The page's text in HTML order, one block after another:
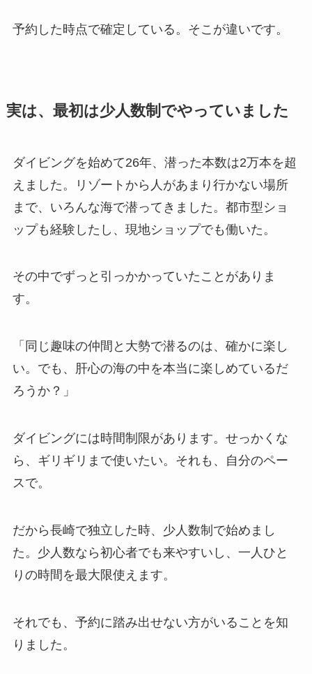
予約した時点で確定している。そこが違いです。
実は、最初は少人数制でやっていました
ダイビングを始めて26年、潜った本数は2万本を超
えました。リゾートから人があまり行かない場所
まで、いろんな海で潜ってきました。都市型ショ
ップも経験したし、現地ショップでも働いた。
その中でずっと引っかかっていたことがありま
す。
「同じ趣味の仲間と大勢で潜るのは、確かに楽し
い。でも、肝心の海の中を本当に楽しめているだ
ろうか？」
ダイビングには時間制限があります。せっかくな
ら、ギリギリまで使いたい。それも、自分のペー
スで。
だから長崎で独立した時、少人数制で始めまし
た。少人数なら初心者でも来やすいし、一人ひと
りの時間を最大限使えます。
それでも、予約に踏み出せない方がいることを知
りました。